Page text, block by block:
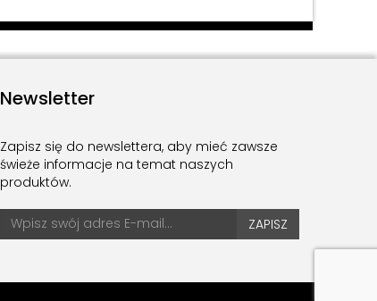
Newsletter
Zapisz się do newslettera, aby mieć zawsze
świeże informacje na temat naszych
produktów.
ZAPISZ